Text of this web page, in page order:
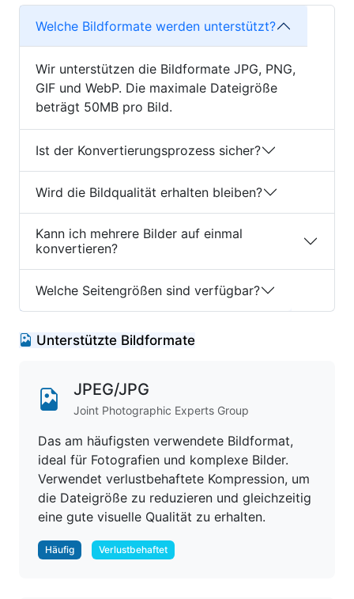
Welche Bildformate werden unterstützt?
Wir unterstützen die Bildformate JPG, PNG,
GIF und WebP. Die maximale Dateigröße
beträgt 50MB pro Bild.
Ist der Konvertierungsprozess sicher?
Wird die Bildqualität erhalten bleiben?
Kann ich mehrere Bilder auf einmal
konvertieren?
Welche Seitengrößen sind verfügbar?
Unterstützte Bildformate
JPEG/JPG
Joint Photographic Experts Group
Das am häufigsten verwendete Bildformat,
ideal für Fotografien und komplexe Bilder.
Verwendet verlustbehaftete Kompression, um
die Dateigröße zu reduzieren und gleichzeitig
eine gute visuelle Qualität zu erhalten.
Häufig Verlustbehaftet